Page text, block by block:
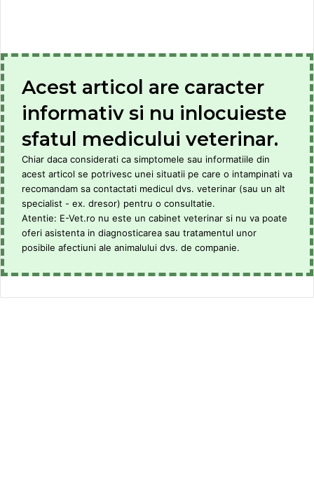
Acest articol are caracter
informativ si nu inlocuieste
sfatul medicului veterinar.
Chiar daca considerati ca simptomele sau informatiile din
acest articol se potrivesc unei situatii pe care o intampinati va
recomandam sa contactati medicul dvs. veterinar (sau un alt
specialist - ex. dresor) pentru o consultatie.
Atentie: E-Vet.ro nu este un cabinet veterinar si nu va poate
oferi asistenta in diagnosticarea sau tratamentul unor
posibile afectiuni ale animalului dvs. de companie.